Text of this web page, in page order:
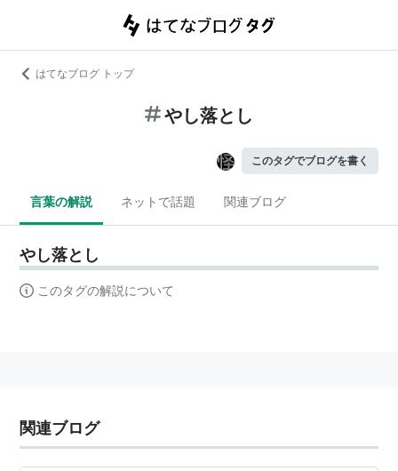
はてなブログ トップ
やし落とし
このタグでブログを書く
言葉の解説 ネットで話題 関連ブログ
やし落とし
このタグの解説について
関連ブログ